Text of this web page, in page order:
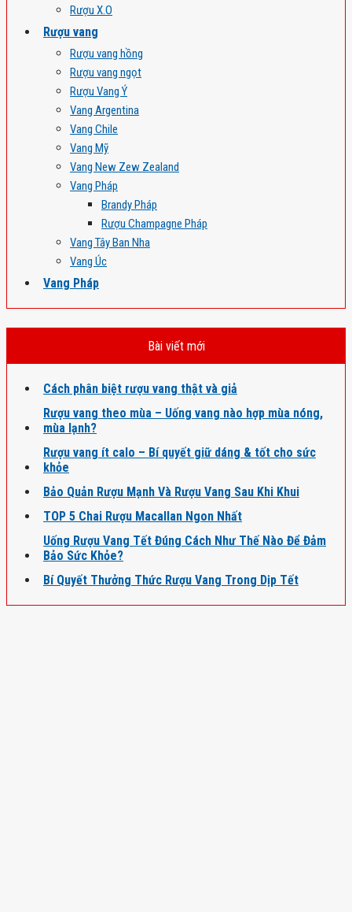
Rượu X.O
Rượu vang
Rượu vang hồng
Rượu vang ngọt
Rượu Vang Ý
Vang Argentina
Vang Chile
Vang Mỹ
Vang New Zew Zealand
Vang Pháp
Brandy Pháp
Rượu Champagne Pháp
Vang Tây Ban Nha
Vang Úc
Vang Pháp
Bài viết mới
Cách phân biệt rượu vang thật và giả
Rượu vang theo mùa – Uống vang nào hợp mùa nóng,
mùa lạnh?
Rượu vang ít calo – Bí quyết giữ dáng & tốt cho sức
khỏe
Bảo Quản Rượu Mạnh Và Rượu Vang Sau Khi Khui
TOP 5 Chai Rượu Macallan Ngon Nhất
Uống Rượu Vang Tết Đúng Cách Như Thế Nào Để Đảm
Bảo Sức Khỏe?
Bí Quyết Thưởng Thức Rượu Vang Trong Dịp Tết